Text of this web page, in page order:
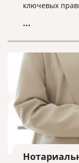
ключевых
оформление и
...